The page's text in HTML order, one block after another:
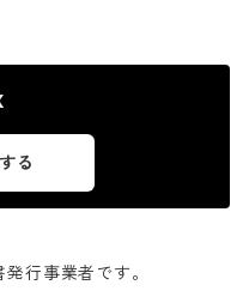
る
行事業者です。